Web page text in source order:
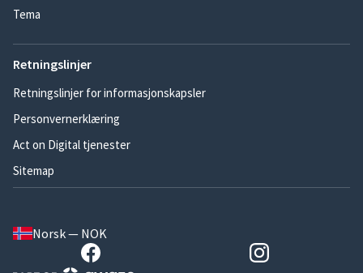
Tema
Retningslinjer
Retningslinjer for informasjonskapsler
Personvernerklæring
Act on Digital tjenester
Sitemap
Norsk — NOK